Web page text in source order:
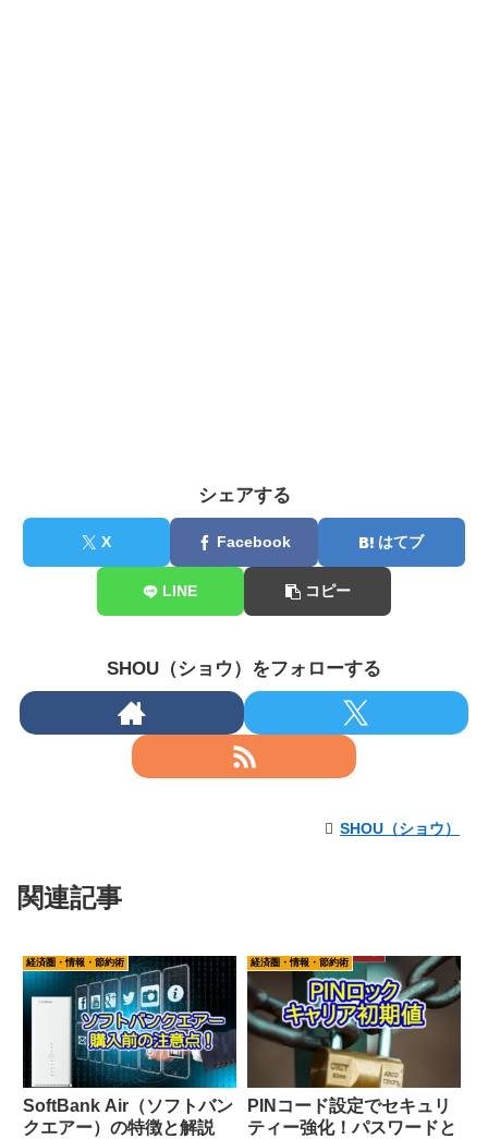
シェアする
X Facebook はてブ
LINE コピー
SHOU（ショウ）をフォローする
SHOU（ショウ）
関連記事
経済圏・情報・節約術
SoftBank Air（ソフトバン
クエアー）の特徴と解説
経済圏・情報・節約術
PINコード設定でセキュリ
ティー強化！パスワードと